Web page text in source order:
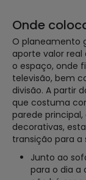
Onde
O planeamento
aporte valor real
o espaço, onde
televisão, bem
divisão. A partir
que costuma
parede
decorativas,
transição para a
Junto ao
para o dia a